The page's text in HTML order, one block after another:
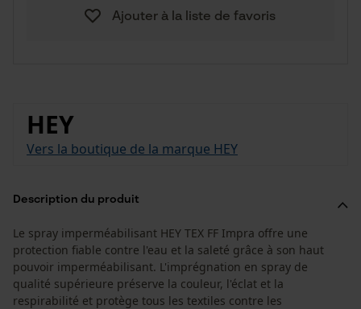
Ajouter à la liste de favoris
HEY
Vers la boutique de la marque HEY
Description du produit
Le spray imperméabilisant HEY TEX FF Impra offre une
protection fiable contre l'eau et la saleté grâce à son haut
pouvoir imperméabilisant. L'imprégnation en spray de
qualité supérieure préserve la couleur, l'éclat et la
respirabilité et protège tous les textiles contre les